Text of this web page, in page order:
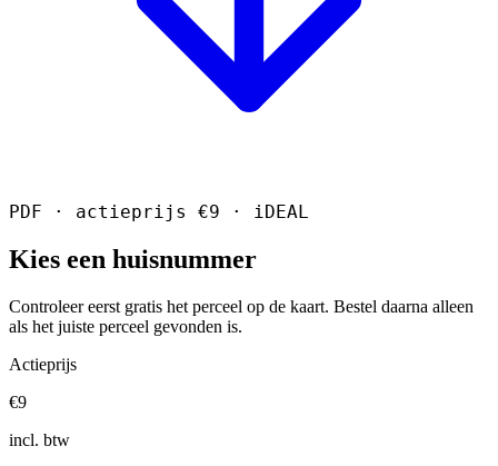
PDF · actieprijs €9 · iDEAL
Kies een huisnummer
Controleer eerst gratis het perceel op de kaart. Bestel daarna alleen
als het juiste perceel gevonden is.
Actieprijs
€9
incl. btw